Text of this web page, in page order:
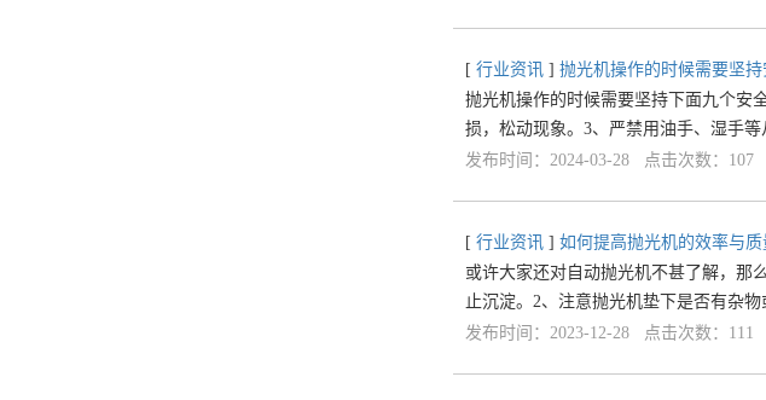
[ 行业资讯 ] 抛光机操作的时候需要坚持
抛光机操作的时候需要坚持下面九个安
损，松动现象。3、严禁用油手、湿手
发布时间：2024-03-28 点击次数：107
[ 行业资讯 ] 如何提高抛光机的效率与质
或许大家还对自动抛光机不甚了解，那
止沉淀。2、注意抛光机垫下是否有杂
发布时间：2023-12-28 点击次数：111